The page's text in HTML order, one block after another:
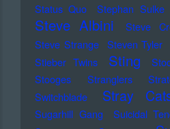
Status Quo
Stephan Sulke
Steve Albini Steve
Steve Strange Steven Tyler
Stieber Twins Sting
Stooges
Stranglers
Switchblade
Stray
Sugarhill Gang
Suicidal